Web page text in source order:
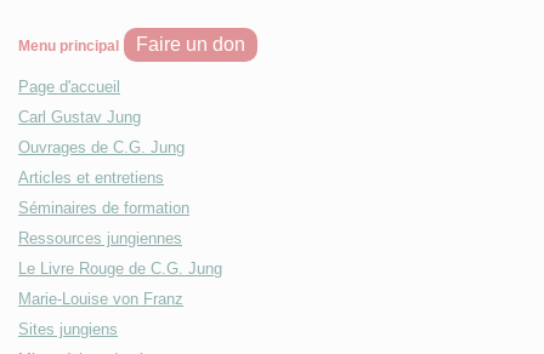
Menu principal Faire un don
Page d'accueil
Carl Gustav Jung
Ouvrages de C.G. Jung
Articles et entretiens
Séminaires de formation
Ressources jungiennes
Le Livre Rouge de C.G. Jung
Marie-Louise von Franz
Sites jungiens